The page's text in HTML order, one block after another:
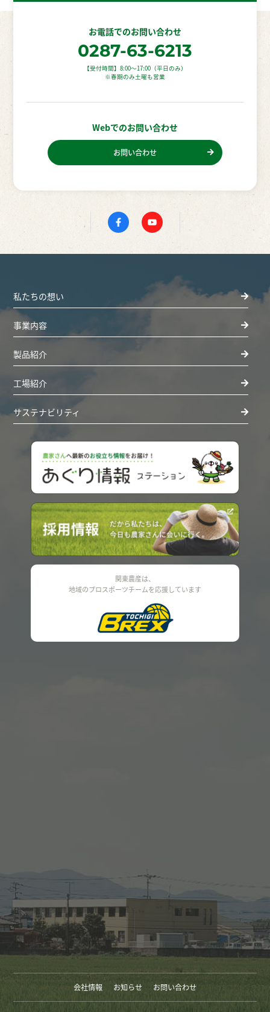
お電話でのお問い合わせ
0287-63-6213
【受付時間】8:00〜17:00（平日のみ）
※春期のみ土曜も営業
Webでのお問い合わせ
お問い合わせ
私たちの想い
事業内容
製品紹介
工場紹介
サステナビリティ
関東農産は、
地域のプロスポーツチームを応援しています
会社情報 お知らせ お問い合わせ